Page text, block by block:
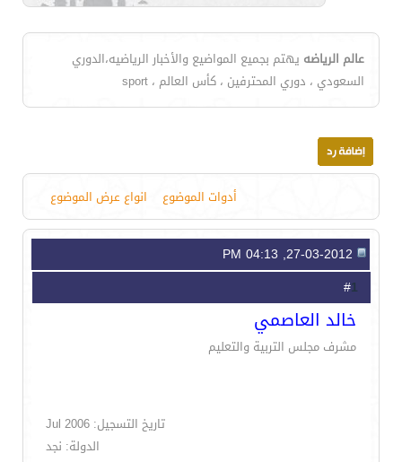
عالم الرياضه يهتم بجميع المواضيع والأخبار الرياضيه،الدوري
السعودي ، دوري المحترفين ، كأس العالم ، sport
أدوات الموضوع انواع عرض الموضوع
1
خالد العاصمي
مشرف مجلس التربية والتعليم
تاريخ التسجيل: Jul 2006
الدولة: نجد